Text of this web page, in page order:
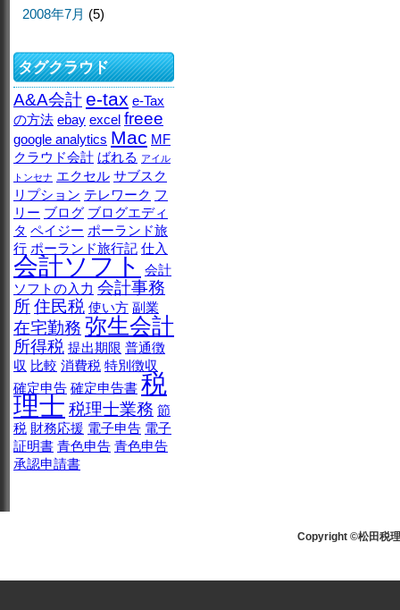
2008年7月 (5)
タグクラウド
A&A会計e-tax e-Tax
の方法 ebay excel freee
google analytics Mac MF
クラウド会計 ばれる アイル
トンセナ エクセル サブスク
リプション テレワーク フ
リー ブログ ブログエディ
タ ペイジー ポーランド旅
行 ポーランド旅行記 仕入
会計ソフト
会計
ソフトの入力 会計事務
所住民税 使い方 副業
在宅勤務 弥生会計
所得税 提出期限 普通徴
収 比較 消費税 特別徴収
確定申告 確定申告書 税
理士 税理士業務 節
税 財務応援 電子申告 電子
証明書 青色申告 青色申告
承認申請書
Copyright ©松田税